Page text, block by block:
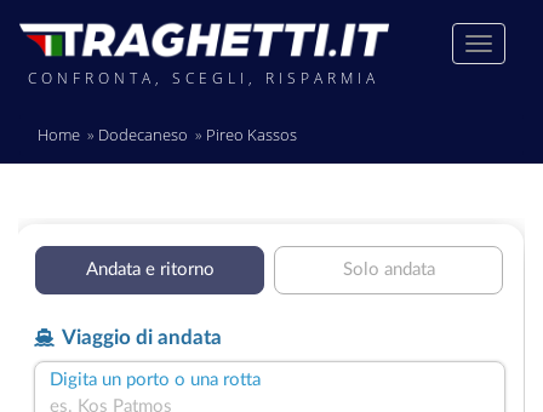
CONFRONTA, SCEGLI, RISPARMIA
Home Dodecaneso Pireo Kassos